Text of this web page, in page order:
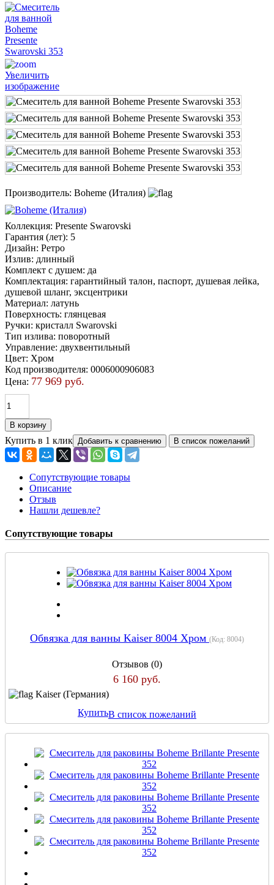
Увеличить
изображение
Производитель: Boheme (Италия)
Коллекция: Presente Swarovski
Гарантия (лет): 5
Дизайн: Ретро
Излив: длинный
Комплект с душем: да
Комплектация: гарантийный талон, паспорт, душевая лейка,
душевой шланг, эксцентрики
Материал: латунь
Поверхность: глянцевая
Ручки: кристалл Swarovski
Тип излива: поворотный
Управление: двухвентильный
Цвет: Хром
Код производителя: 0006000906083
Цена: 77 969 руб.
Купить в 1 клик
Сопутствующие товары
Описание
Отзыв
Нашли дешевле?
Сопутствующие товары
Обвязка для ванны Kaiser 8004 Хром (Код: 8004)
Отзывов (0)
6 160 руб.
Kaiser (Германия)
КупитьВ список пожеланий